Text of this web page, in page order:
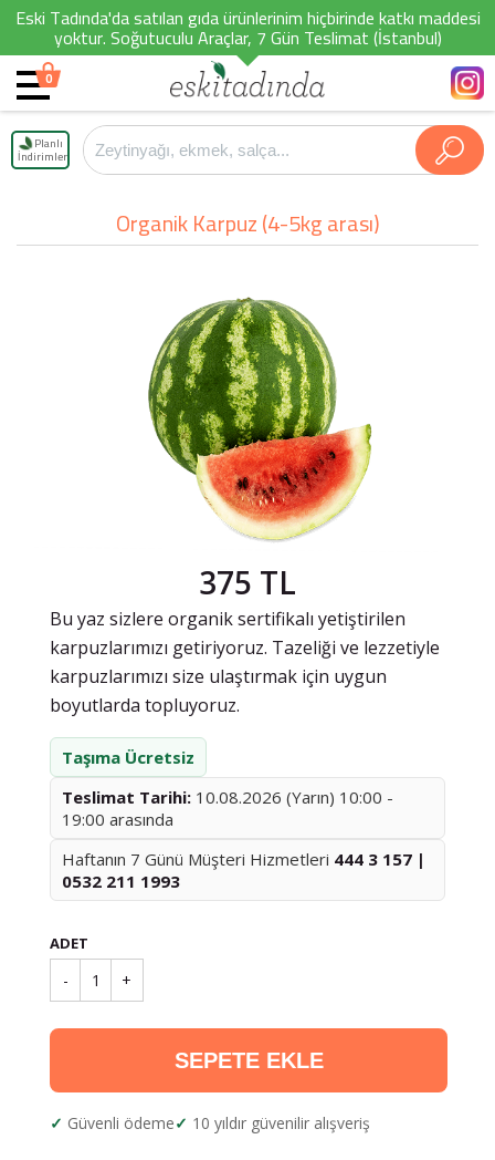
Eski Tadında'da satılan gıda ürünlerinim hiçbirinde katkı maddesi
yoktur. Soğutuculu Araçlar, 7 Gün Teslimat (İstanbul)
0
Planlı
İndirimler
Organik Karpuz (4-5kg arası)
375 TL
Bu yaz sizlere organik sertifikalı yetiştirilen
karpuzlarımızı getiriyoruz. Tazeliği ve lezzetiyle
karpuzlarımızı size ulaştırmak için uygun
boyutlarda topluyoruz.
Taşıma Ücretsiz
Teslimat Tarihi: 10.08.2026 (Yarın) 10:00 -
19:00 arasında
Haftanın 7 Günü Müşteri Hizmetleri 444 3 157 |
0532 211 1993
ADET
- 1 +
SEPETE EKLE
Güvenli ödeme 10 yıldır güvenilir alışveriş